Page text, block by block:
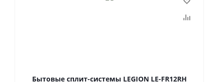
Бытовые сплит-системы LEGION LE-FR12RH